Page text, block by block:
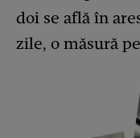
doi se află în
zile, o măsură